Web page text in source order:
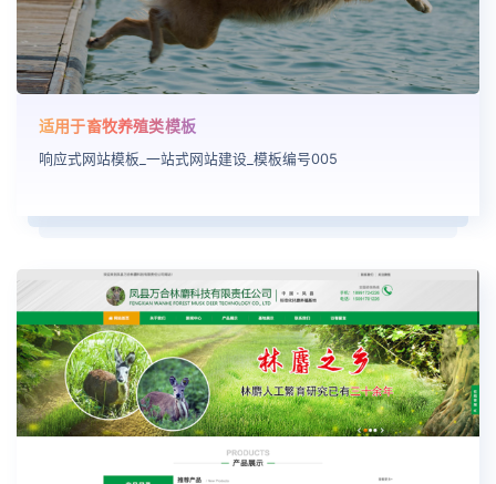
适用于畜牧养殖类模板
响应式网站模板_一站式网站建设_模板编号005